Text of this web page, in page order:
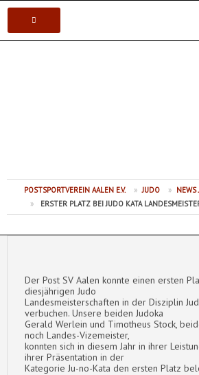
TISCHTENNIS
POSTSPORTVEREIN AALEN E.V. » JUDO » NEWS
»
ERSTER PLATZ BEI JUDO KATA
Der Post SV Aalen konnte einen ersten
diesjährigen Judo
Landesmeisterschaften in der Disziplin
verbuchen. Unsere beiden Judoka
Gerald Werlein und Timotheus Stock,
noch Landes-Vizemeister,
konnten sich in diesem Jahr in ihrer
ihrer Präsentation in der
Kategorie Ju-no-Kata den ersten Platz